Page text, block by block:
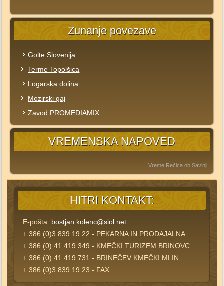
Zunanje povezave
Golte Slovenija
Terme Topolšica
Logarska dolina
Mozirski gaj
Zavod PROMEDIAMIX
VREMENSKA NAPOVED
Vreme Rečica ob Savinji
HITRI KONTAKT:
E-pošta: bostjan.kolenc@siol.net
+ 386 (0)3 839 19 22 - PEKARNA IN PRODAJALNA
+ 386 (0) 41 419 349 - KMEČKI TURIZEM BRINOVC
+ 386 (0) 41 419 731 - BRINEČEV KMEČKI MLIN
+ 386 (0)3 839 19 23 - FAX